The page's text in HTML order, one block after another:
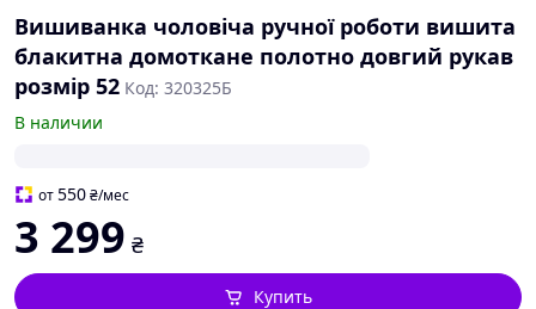
Вишиванка чоловіча ручної роботи вишита
блакитна домоткане полотно довгий рукав
розмір 52 Код: 320325Б
В наличии
от550₴/мес
3 299 ₴
Купить